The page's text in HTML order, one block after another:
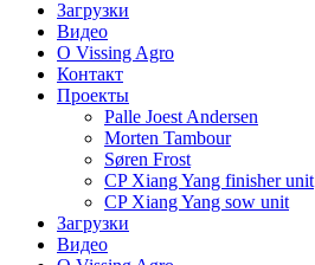
Загрузки
Видео
О Vissing Agro
Контакт
Проекты
Palle Joest Andersen
Morten Tambour
Søren Frost
CP Xiang Yang finisher unit
CP Xiang Yang sow unit
Загрузки
Видео